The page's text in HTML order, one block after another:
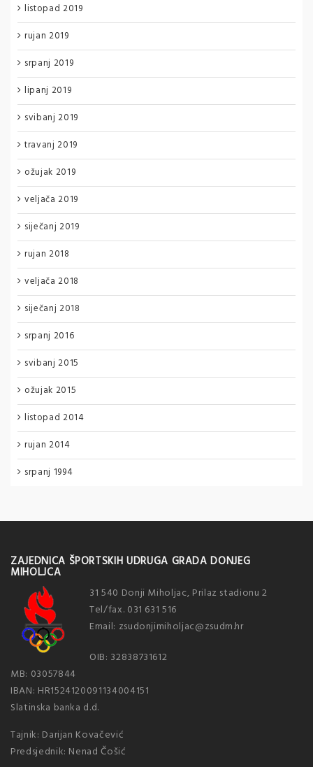
listopad 2019
rujan 2019
srpanj 2019
lipanj 2019
svibanj 2019
travanj 2019
ožujak 2019
veljača 2019
siječanj 2019
rujan 2018
veljača 2018
siječanj 2018
srpanj 2016
svibanj 2015
ožujak 2015
listopad 2014
rujan 2014
srpanj 1994
ZAJEDNICA ŠPORTSKIH UDRUGA GRADA DONJEG
MIHOLJCA
31 540 Donji Miholjac, Prilaz stadionu 2
Tel/fax. 031 631 516
Email: zsudonjimiholjac@zsudm.hr
OIB: 32838731612
MB: 03057844
IBAN: HR1524120091134004151
Slatinska banka d.d.
Tajnik: Darijan Kovačević
Predsjednik: Nenad Čošić